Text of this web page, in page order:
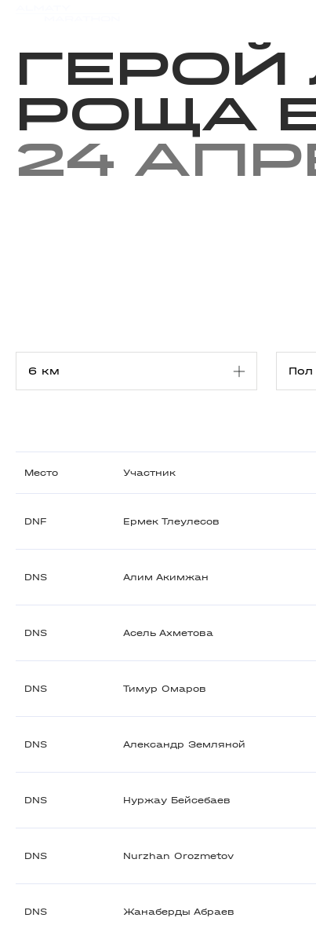
Герой
Роща
24
Место Участник
DNF Ермек Тлеулесов
DNS Алим Акимжан
DNS Асель Ахметова
DNS Тимур Омаров
DNS Александр Земляной
DNS Нуржау Бейсебаев
DNS Nurzhan Orozmetov
DNS Жанаберды Абраев